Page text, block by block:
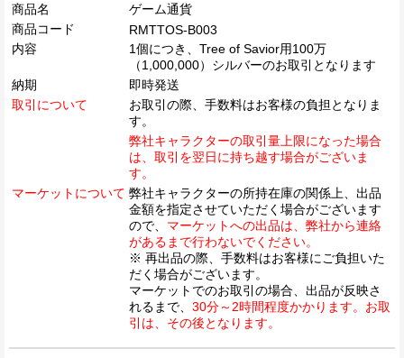
商品名
ゲーム通貨
商品コード
RMTTOS-B003
内容
1個につき、Tree of Savior用100万
（1,000,000）シルバーのお取引となります
納期
即時発送
取引について
お取引の際、手数料はお客様の負担となりま
す。
弊社キャラクターの取引量上限になった場合
は、取引を翌日に持ち越す場合がございま
す。
マーケットについて 弊社キャラクターの所持在庫の関係上、出品
金額を指定させていただく場合がございます
ので、 マーケットへの出品は、弊社から連絡
があるまで行わないでください。
※ 再出品の際、手数料はお客様にご負担いた
だく場合がございます。
マーケットでのお取引の場合、出品が反映さ
れるまで、 30分～2時間程度かかります。お取
引は、その後となります。